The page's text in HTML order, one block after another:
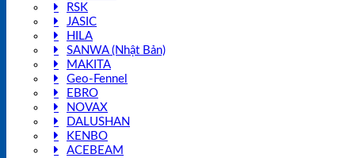
RSK
JASIC
HILA
SANWA (Nhật Bản)
MAKITA
Geo-Fennel
EBRO
NOVAX
DALUSHAN
KENBO
ACEBEAM